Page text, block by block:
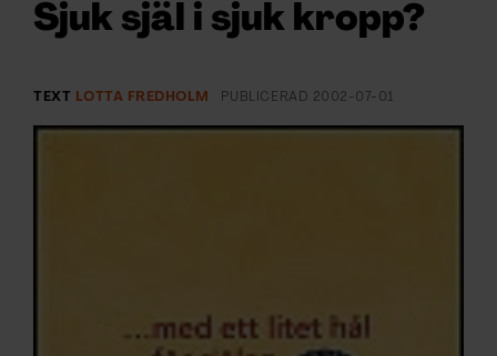
ÄMNEN
KONTAKTA F&F
Sjuk själ i sjuk kropp?
TEXT LOTTA FREDHOLM PUBLICERAD 2002-07-01